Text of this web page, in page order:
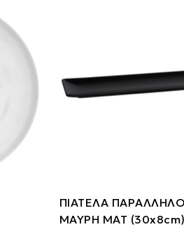
ΠΙΑΤΕΛΑ
ΜΑΥΡΗ ΜΑΤ (30x8cm)